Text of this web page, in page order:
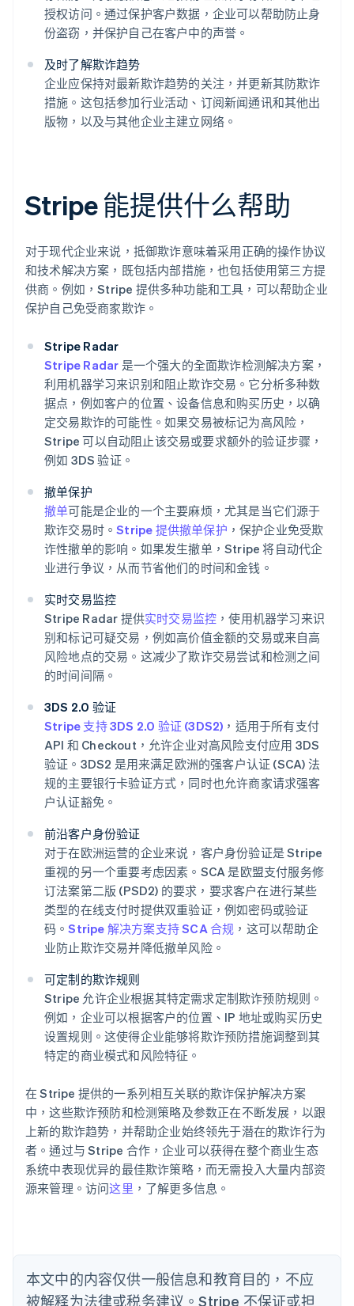
授权访问。通过保护客户数据，企业可以帮助防止身
份盗窃，并保护自己在客户中的声誉。
及时了解欺诈趋势
企业应保持对最新欺诈趋势的关注，并更新其防欺诈
措施。这包括参加行业活动、订阅新闻通讯和其他出
版物，以及与其他企业主建立网络。
Stripe 能提供什么帮助
对于现代企业来说，抵御欺诈意味着采用正确的操作协议
和技术解决方案，既包括内部措施，也包括使用第三方提
供商。例如，Stripe 提供多种功能和工具，可以帮助企业
保护自己免受商家欺诈。
Stripe Radar
Stripe Radar 是一个强大的全面欺诈检测解决方案，
利用机器学习来识别和阻止欺诈交易。它分析多种数
据点，例如客户的位置、设备信息和购买历史，以确
定交易欺诈的可能性。如果交易被标记为高风险，
Stripe 可以自动阻止该交易或要求额外的验证步骤，
例如 3DS 验证。
撤单保护
撤单可能是企业的一个主要麻烦，尤其是当它们源于
欺诈交易时。Stripe 提供撤单保护 ，保护企业免受欺
诈性撤单的影响。如果发生撤单，Stripe 将自动代企
业进行争议，从而节省他们的时间和金钱。
实时交易监控
Stripe Radar 提供实时交易监控 ，使用机器学习来识
别和标记可疑交易，例如高价值金额的交易或来自高
风险地点的交易。这减少了欺诈交易尝试和检测之间
的时间间隔。
3DS 2.0 验证
Stripe 支持 3DS 2.0 验证 (3DS2) ，适用于所有支付
API 和 Checkout，允许企业对高风险支付应用 3DS
验证。3DS2 是用来满足欧洲的强客户认证 (SCA) 法
规的主要银行卡验证方式，同时也允许商家请求强客
户认证豁免。
前沿客户身份验证
对于在欧洲运营的企业来说，客户身份验证是 Stripe
重视的另一个重要考虑因素。SCA 是欧盟支付服务修
订法案第二版 (PSD2) 的要求，要求客户在进行某些
类型的在线支付时提供双重验证，例如密码或验证
码。Stripe 解决方案支持 SCA 合规 ，这可以帮助企
业防止欺诈交易并降低撤单风险。
可定制的欺诈规则
Stripe 允许企业根据其特定需求定制欺诈预防规则。
例如，企业可以根据客户的位置、IP 地址或购买历史
设置规则。这使得企业能够将欺诈预防措施调整到其
特定的商业模式和风险特征。
在 Stripe 提供的一系列相互关联的欺诈保护解决方案
中，这些欺诈预防和检测策略及参数正在不断发展，以跟
上新的欺诈趋势，并帮助企业始终领先于潜在的欺诈行为
者。通过与 Stripe 合作，企业可以获得在整个商业生态
系统中表现优异的最佳欺诈策略，而无需投入大量内部资
源来管理。访问这里 ，了解更多信息。
本文中的内容仅供一般信息和教育目的，不应
被解释为法律或税务建议。Stripe 不保证或担
阿联酋
English
爱尔兰
English
English
奥地利
DeutschEnglish
澳大利亚
English
巴西
PortuguêsEnglish
English
丹麦